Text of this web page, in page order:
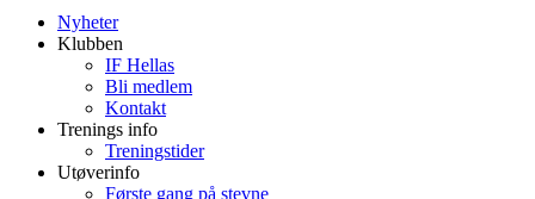
Nyheter
Klubben
IF Hellas
Bli medlem
Kontakt
Trenings info
Treningstider
Utøverinfo
Første gang på stevne